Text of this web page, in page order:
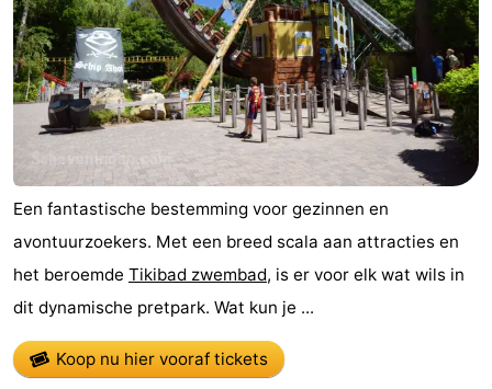
Een fantastische bestemming voor gezinnen en
avontuurzoekers. Met een breed scala aan attracties en
het beroemde Tikibad zwembad, is er voor elk wat wils in
dit dynamische pretpark. Wat kun je ...
Koop nu hier vooraf tickets